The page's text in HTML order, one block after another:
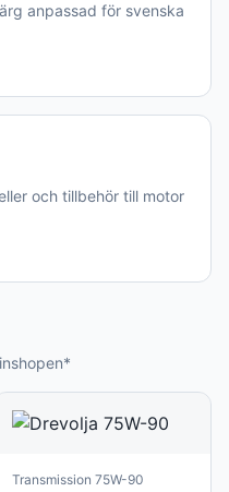
anpassad för svenska
och tillbehör till motor
Transmission 75W-90